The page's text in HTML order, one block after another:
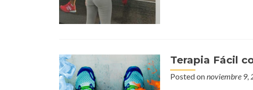
Terapia Fácil
Posted onnoviembre 9,